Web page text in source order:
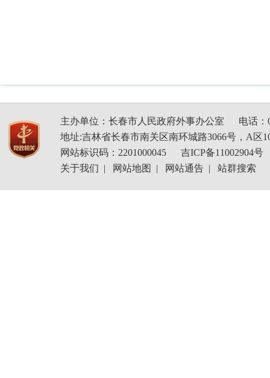
主办单位：长春市人民政府外事办公室
电话：
地址:吉林省长春市南关区南环城路3066号，A区
网站标识码：2201000045
吉ICP备11002904号
关于我们 | 网站地图 | 网站通告 | 站群搜索